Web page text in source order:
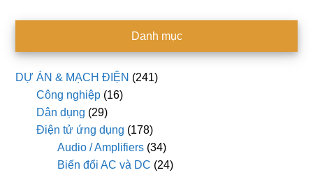
Danh mục
DỰ ÁN & MẠCH ĐIỆN (241)
Công nghiệp (16)
Dân dụng (29)
Điện tử ứng dụng (178)
Audio / Amplifiers (34)
Biến đổi AC và DC (24)